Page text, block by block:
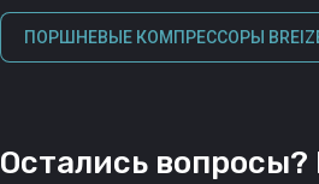
ПОРШНЕВЫЕ КОМПРЕССОРЫ
Остались